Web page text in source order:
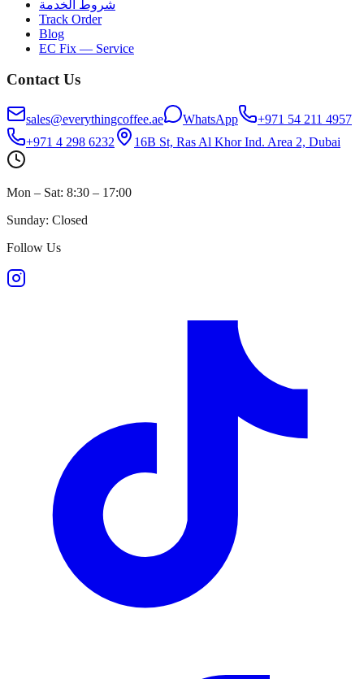
شروط الخدمة
Track Order
Blog
EC Fix — Service
Contact Us
sales@everythingcoffee.ae WhatsApp
+971 54 211 4957
+971 4 298 6232
16B St, Ras Al Khor Ind. Area 2, Dubai
Mon – Sat: 8:30 – 17:00
Sunday: Closed
Follow Us